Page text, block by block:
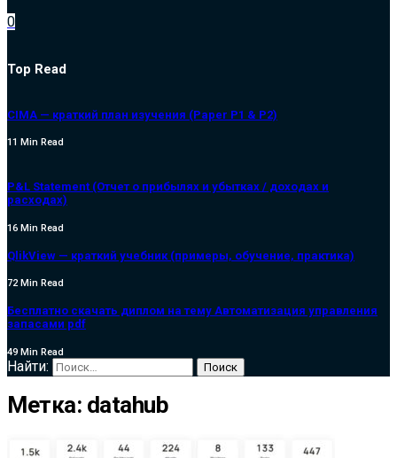
0
Top Read
CIMA — краткий план изучения (Paper P1 & P2)
11 Min Read
P&L Statement (Отчет о прибылях и убытках / доходах и
расходах)
16 Min Read
QlikView — краткий учебник (примеры, обучение, практика)
72 Min Read
Бесплатно скачать диплом на тему Автоматизация управления
запасами pdf
49 Min Read
Найти:
Метка: datahub